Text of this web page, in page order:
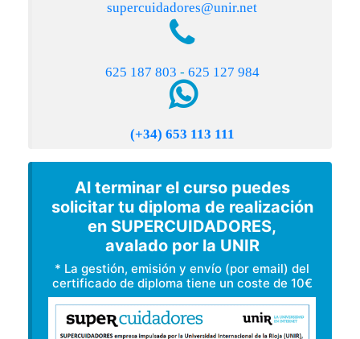
supercuidadores@unir.net
625 187 803 - 625 127 984
(+34) 653 113 111
Al terminar el curso puedes
solicitar tu diploma de realización
en SUPERCUIDADORES,
avalado por la UNIR
* La gestión, emisión y envío (por email) del
certificado de diploma tiene un coste de 10€